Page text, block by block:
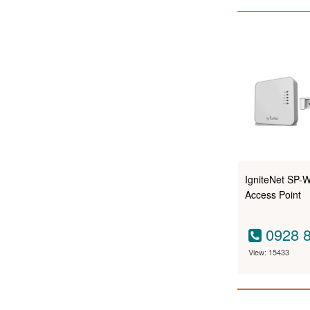
IgniteNet SP-
Access Point
0928
View: 15433